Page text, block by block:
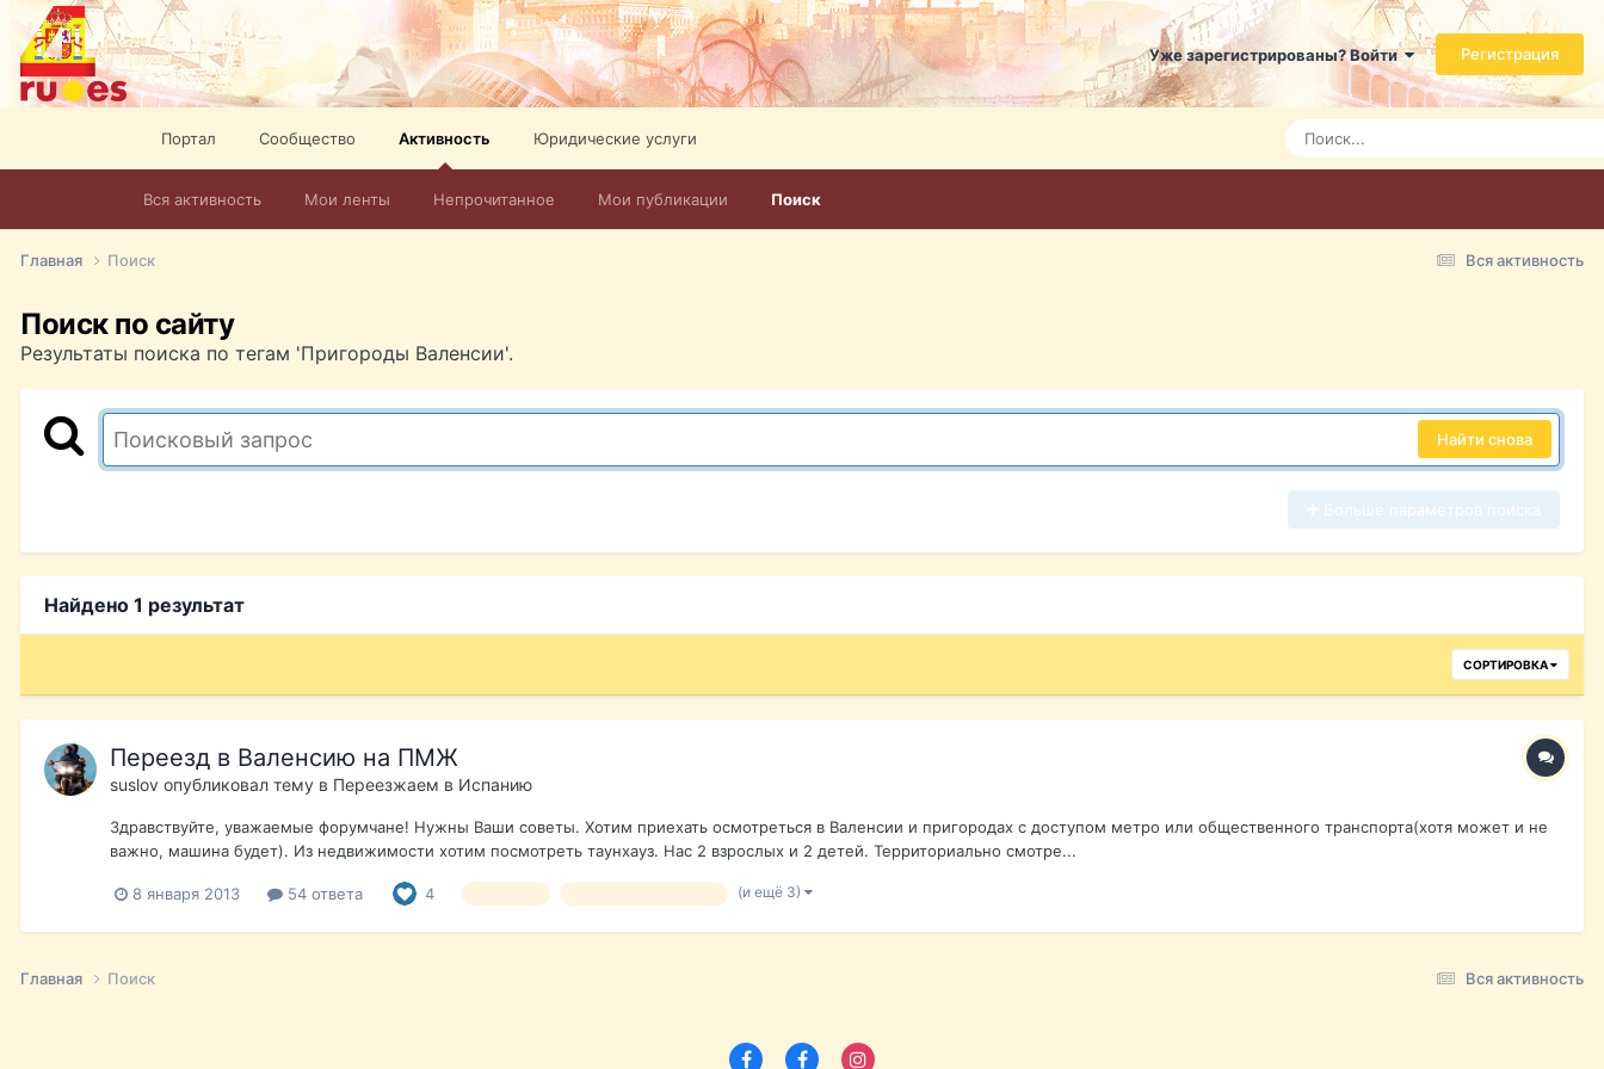
Уже зарегистрированы? Войти Регистрация
Портал Сообщество Активность
Вся активность Мои ленты Непрочитанное Мои публикации Поиск
Юридические услуги
Вся активность
Главная Поиск
Поиск по сайту
Результаты поиска по тегам 'Пригороды Валенсии'.
Найти снова
Найдено 1 результат
СОРТИРОВКА
Переезд в Валенсию на ПМЖ
suslov опубликовал тему в Переезжаем в Испанию
Здравствуйте, уважаемые форумчане! Нужны Ваши советы. Хотим приехать осмотреться в Валенсии и пригородах с доступом метро или общественного транспорта(хотя может и не
важно, машина будет). Из недвижимости хотим посмотреть таунхауз. Нас 2 взрослых и 2 детей. Территориально смотре...
8 января 2013 54 ответа 4 (и ещё 3)
Вся активность
Главная Поиск